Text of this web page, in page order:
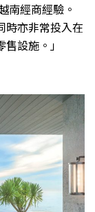
南經商經驗。
時亦非常投入在
設施。」